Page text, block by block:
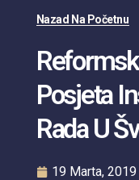
Nazad Na Početnu
Posjeta
Rada U
19 Marta, 2019